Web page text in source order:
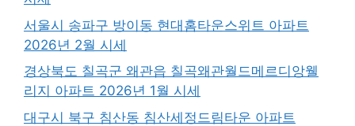
서울시 송파구 방이동 현대홈타운스위트 아파트
2026년 2월 시세
경상북도 칠곡군 왜관읍 칠곡왜관월드메르디앙웰
리지 아파트 2026년 1월 시세
대구시 북구 침산동 침산세정드림타운 아파트